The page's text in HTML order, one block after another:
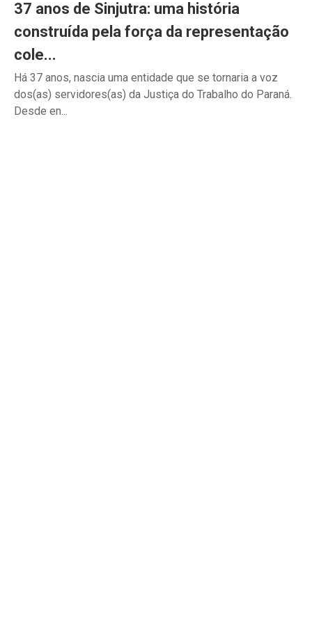
37 anos de Sinjutra: uma história
construída pela força da representação
cole...
Há 37 anos, nascia uma entidade que se tornaria a voz
dos(as) servidores(as) da Justiça do Trabalho do Paraná.
Desde en...